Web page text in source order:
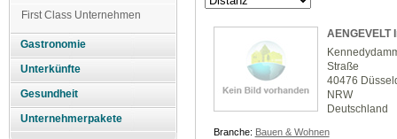
First Class Unternehmen
Gastronomie
Unterkünfte
Gesundheit
Unternehmerpakete
AENGEVELT
Straße
40476
NRW
Deutschland
Branche: Bauen & Wohnen